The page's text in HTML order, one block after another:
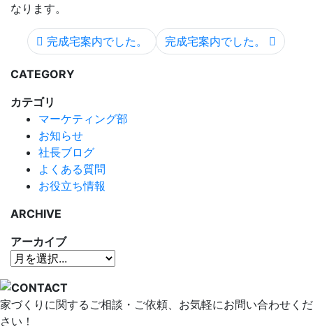
なります。
完成宅案内でした。 完成宅案内でした。
CATEGORY
カテゴリ
マーケティング部
お知らせ
社長ブログ
よくある質問
お役立ち情報
ARCHIVE
アーカイブ
家づくりに関するご相談・ご依頼、お気軽にお問い合わせくだ
さい！